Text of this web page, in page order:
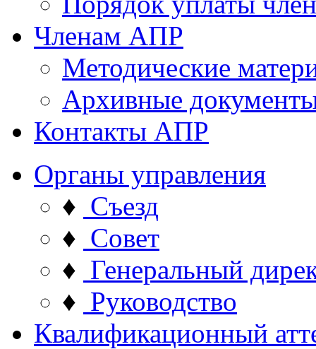
Членам АПР
Методические
Архивные
Контакты АПР
Органы управления
♦ Съезд
♦ Совет
♦ Генеральный
♦ Руководство
Квалификационный